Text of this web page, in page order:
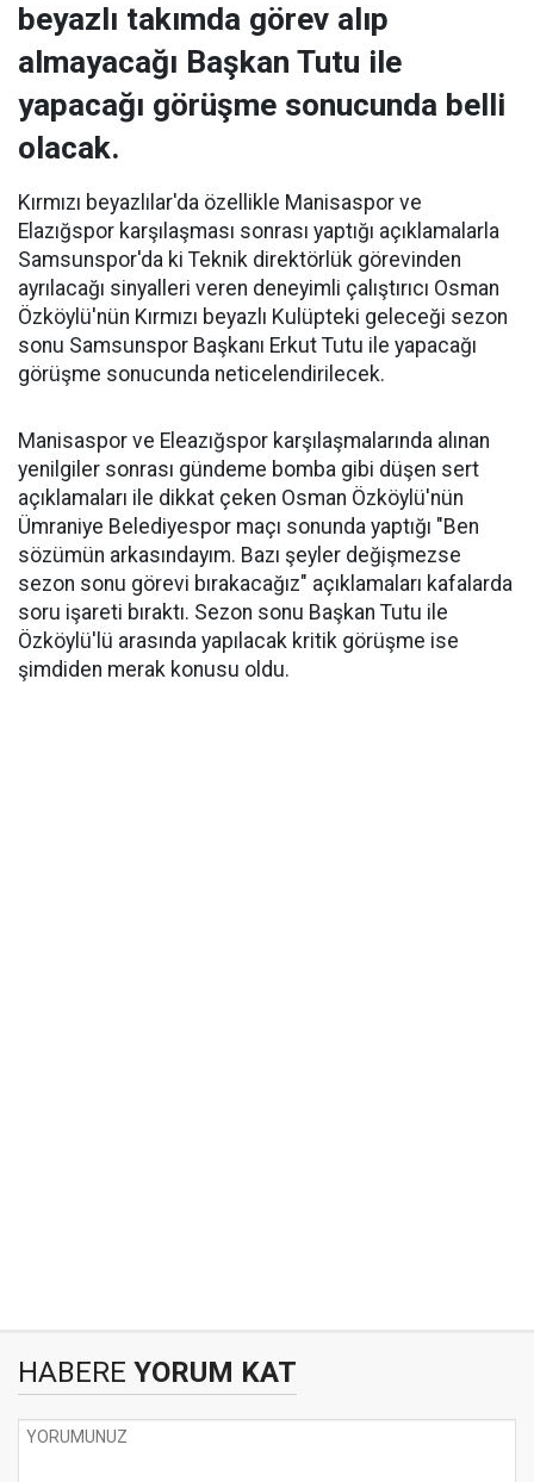
beyazlı takımda görev alıp
almayacağı Başkan Tutu ile
yapacağı görüşme sonucunda belli
olacak.
Kırmızı beyazlılar'da özellikle Manisaspor ve
Elazığspor karşılaşması sonrası yaptığı açıklamalarla
Samsunspor'da ki Teknik direktörlük görevinden
ayrılacağı sinyalleri veren deneyimli çalıştırıcı Osman
Özköylü'nün Kırmızı beyazlı Kulüpteki geleceği sezon
sonu Samsunspor Başkanı Erkut Tutu ile yapacağı
görüşme sonucunda neticelendirilecek.
Manisaspor ve Eleazığspor karşılaşmalarında alınan
yenilgiler sonrası gündeme bomba gibi düşen sert
açıklamaları ile dikkat çeken Osman Özköylü'nün
Ümraniye Belediyespor maçı sonunda yaptığı "Ben
sözümün arkasındayım. Bazı şeyler değişmezse
sezon sonu görevi bırakacağız" açıklamaları kafalarda
soru işareti bıraktı. Sezon sonu Başkan Tutu ile
Özköylü'lü arasında yapılacak kritik görüşme ise
şimdiden merak konusu oldu.
HABERE YORUM KAT